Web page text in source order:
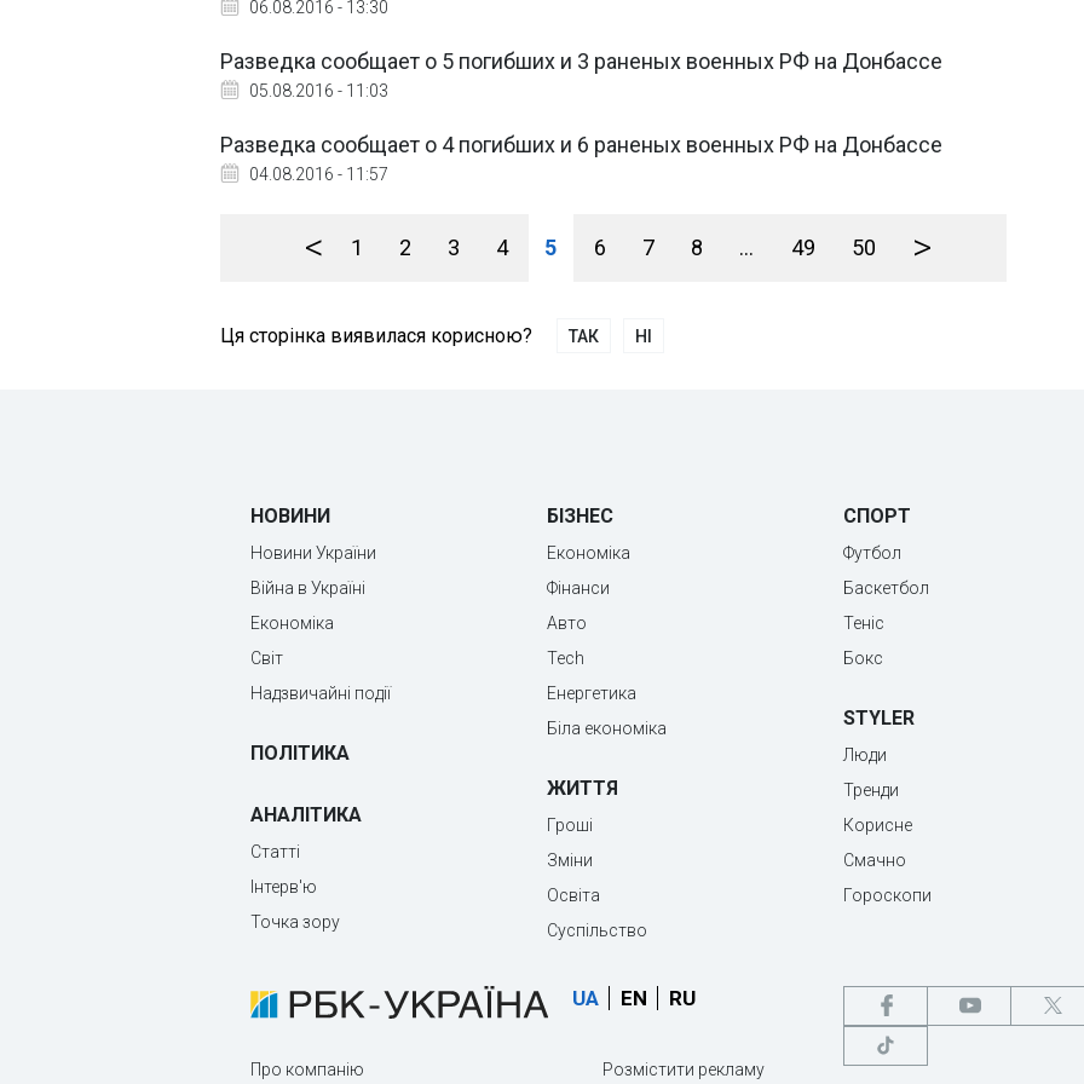
06.08.2016 - 13:30
Разведка сообщает о 5 погибших и 3 раненых военных РФ на Донбассе
05.08.2016 - 11:03
Разведка сообщает о 4 погибших и 6 раненых военных РФ на Донбассе
04.08.2016 - 11:57
< 1 2 3 4 5 6 7 8 ... 49 50 >
Ця сторінка виявилася корисною? ТАК НІ
НОВИНИ
Новини України
Війна в Україні
Економіка
Світ
Надзвичайні події
ПОЛІТИКА
АНАЛІТИКА
Статті
Інтерв'ю
Точка зору
БІЗНЕС
Економіка
Фінанси
Авто
Tech
Енергетика
Біла економіка
ЖИТТЯ
Гроші
Зміни
Освіта
Суспільство
СПОРТ
Футбол
Баскетбол
Теніс
Бокс
STYLER
Люди
Тренди
Корисне
Смачно
Гороскопи
UA EN RU
Про компанію Розмістити рекламу